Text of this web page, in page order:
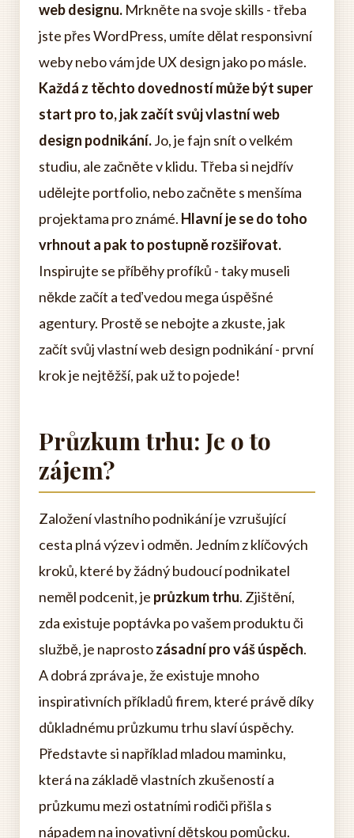
web designu. Mrkněte na svoje skills - třeba
jste přes WordPress, umíte dělat responsivní
weby nebo vám jde UX design jako po másle.
Každá z těchto dovedností může být super
start pro to, jak začít svůj vlastní web
design podnikání.Jo, je fajn snít o velkém
studiu, ale začněte v klidu. Třeba si nejdřív
udělejte portfolio, nebo začněte s menšíma
projektama pro známé. Hlavní je se do toho
vrhnout a pak to postupně rozšiřovat.
Inspirujte se příběhy profíků - taky museli
někde začít a teď vedou mega úspěšné
agentury. Prostě se nebojte a zkuste, jak
začít svůj vlastní web design podnikání - první
krok je nejtěžší, pak už to pojede!
Průzkum trhu: Je o to
zájem?
Založení vlastního podnikání je vzrušující
cesta plná výzev i odměn. Jedním z klíčových
kroků, které by žádný budoucí podnikatel
neměl podcenit, je průzkum trhu. Zjištění,
zda existuje poptávka po vašem produktu či
službě, je naprostozásadní pro váš úspěch.
A dobrá zpráva je, že existuje mnoho
inspirativních příkladů firem, které právě díky
důkladnému průzkumu trhu slaví úspěchy.
Představte si například mladou maminku,
která na základě vlastních zkušeností a
průzkumu mezi ostatními rodiči přišla s
nápadem na inovativní dětskou pomůcku.